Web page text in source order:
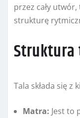
przez cały
strukturę
Struktura
Tala składa się z
Matra: Jest to